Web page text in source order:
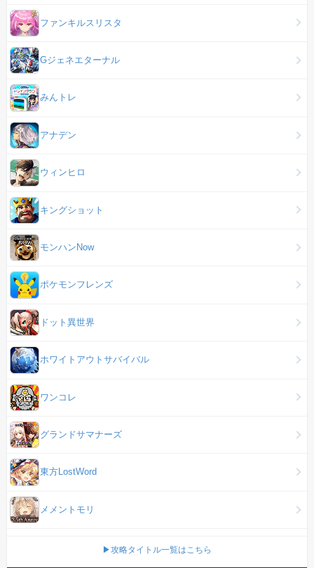
ファンキルスリスタ
Gジェネエターナル
みんトレ
アナデン
ウィンヒロ
キングショット
モンハンNow
ポケモンフレンズ
ドット異世界
ホワイトアウトサバイバル
ワンコレ
グランドサマナーズ
東方LostWord
メメントモリ
▶攻略タイトル一覧はこちら